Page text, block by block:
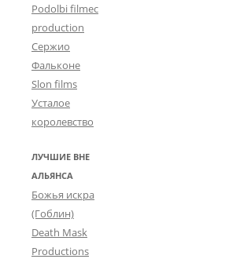
Podolbi filmec
production
Сержио
Фальконе
Slon films
Усталое
королевство
ЛУЧШИЕ ВНЕ
АЛЬЯНСА
Божья искра
(Гоблин)
Death Mask
Productions